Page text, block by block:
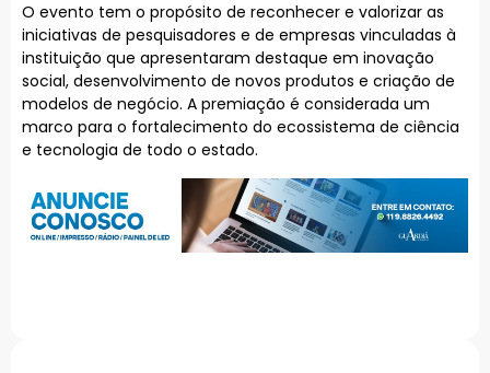
O evento tem o propósito de reconhecer e valorizar as
iniciativas de pesquisadores e de empresas vinculadas à
instituição que apresentaram destaque em inovação
social, desenvolvimento de novos produtos e criação de
modelos de negócio. A premiação é considerada um
marco para o fortalecimento do ecossistema de ciência
e tecnologia de todo o estado.